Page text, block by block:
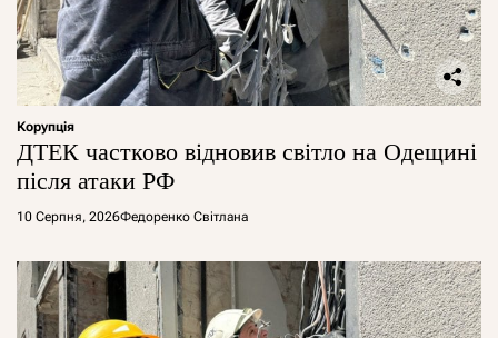
Корупція
ДТЕК частково відновив світло на Одещині
після атаки РФ
10 Серпня, 2026Федоренко Світлана